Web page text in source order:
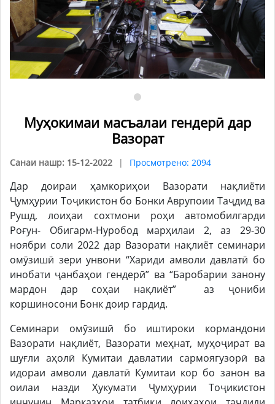
Муҳокимаи масъалаи гендерӣ дар
Вазорат
Санаи нашр: 15-12-2022 Просмотрено: 2094
Дар доираи ҳамкориҳои Вазорати нақлиёти
Ҷумҳурии Тоҷикистон бо Бонки Аврупоии Таҷдид ва
Рушд, лоиҳаи сохтмони роҳи автомобилгарди
Роғун- Обигарм-Нуробод марҳилаи 2, аз 29-30
ноябри соли 2022 дар Вазорати нақлиёт семинари
омӯзишӣ зери унвони “Хариди амволи давлатӣ бо
инобати ҷанбаҳои гендерӣ” ва “Баробарии занону
мардон дар соҳаи нақлиёт” аз ҷониби
коршиносони Бонк доир гардид.
Семинари омӯзишӣ бо иштироки кормандони
Вазорати нақлиёт, Вазорати меҳнат, муҳоҷират ва
шуғли аҳолӣ Кумитаи давлатии сармоягузорӣ ва
идораи амволи давлатӣ Кумитаи кор бо занон ва
оилаи назди Ҳукумати Ҷумҳурии Тоҷикистон